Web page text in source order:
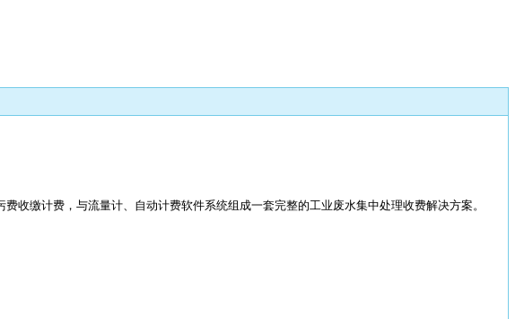
收缴计费，与流量计、自动计费软件系统组成一套完整的工业废水集中处理收费解决方案。